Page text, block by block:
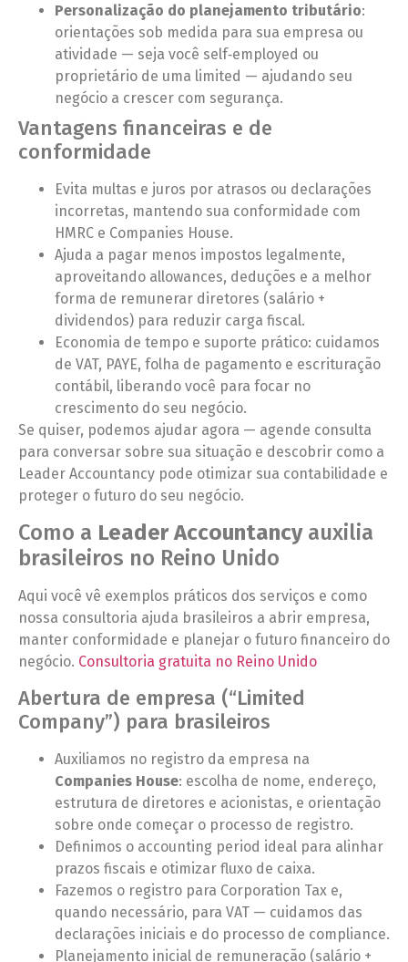
Personalização do planejamento tributário:
orientações sob medida para sua empresa ou
atividade — seja você self‑employed ou
proprietário de uma limited — ajudando seu
negócio a crescer com segurança.
Vantagens financeiras e de
conformidade
Evita multas e juros por atrasos ou declarações
incorretas, mantendo sua conformidade com
HMRC e Companies House.
Ajuda a pagar menos impostos legalmente,
aproveitando allowances, deduções e a melhor
forma de remunerar diretores (salário +
dividendos) para reduzir carga fiscal.
Economia de tempo e suporte prático: cuidamos
de VAT, PAYE, folha de pagamento e escrituração
contábil, liberando você para focar no
crescimento do seu negócio.
Se quiser, podemos ajudar agora — agende consulta
para conversar sobre sua situação e descobrir como a
Leader Accountancy pode otimizar sua contabilidade e
proteger o futuro do seu negócio.
Como a Leader Accountancyauxilia
brasileiros no Reino Unido
Aqui você vê exemplos práticos dos serviços e como
nossa consultoria ajuda brasileiros a abrir empresa,
manter conformidade e planejar o futuro financeiro do
negócio. Consultoria gratuita no Reino Unido
Abertura de empresa (“Limited
Company”) para brasileiros
Auxiliamos no registro da empresa na
Companies House: escolha de nome, endereço,
estrutura de diretores e acionistas, e orientação
sobre onde começar o processo de registro.
Definimos o accounting period ideal para alinhar
prazos fiscais e otimizar fluxo de caixa.
Fazemos o registro para Corporation Tax e,
quando necessário, para VAT — cuidamos das
declarações iniciais e do processo de compliance.
Planejamento inicial de remuneração (salário +